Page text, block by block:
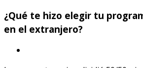
¿Qué te hizo elegir tu
en el extranjero?